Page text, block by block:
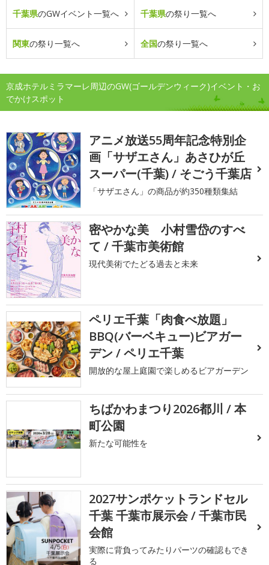
千葉県のGWイベント一覧へ 千葉県の祭り一覧へ
関東の祭り一覧へ 全国の祭り一覧へ
京成ホテルミラマーレ周辺のGW(ゴールデンウィーク)イベント・お
でかけスポット
アニメ放送55周年記念特別企
画「サザエさん」あさひが丘
スーパー(千葉) / そごう千葉店
「サザエさん」の商品が約350種類集結
密やかな美 小村雪岱のすべ
て / 千葉市美術館
現代美術でたどる過去と未来
ペリエ千葉「肉食べ放題」
BBQ(バーベキュー)ビアガー
デン / ペリエ千葉
開放的な屋上庭園で楽しめるビアガーデン
ちばかわまつり2026都川 / 本
町公園
新たな可能性を
2027サンポケットランドセル
千葉 千葉市展示会 / 千葉市民
会館
実際に背負ってみたりパーツの確認もでき
る